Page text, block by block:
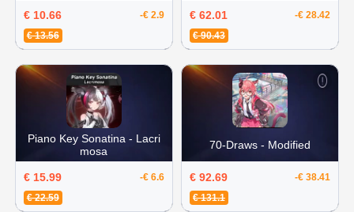
€ 10.66
-€ 2.9
€ 13.56
€ 62.01
-€ 28.42
€ 90.43
Piano Key Sonatina - Lacri
mosa
€ 15.99
-€ 6.6
€ 22.59
70-Draws - Modified
€ 92.69
-€ 38.41
€ 131.1